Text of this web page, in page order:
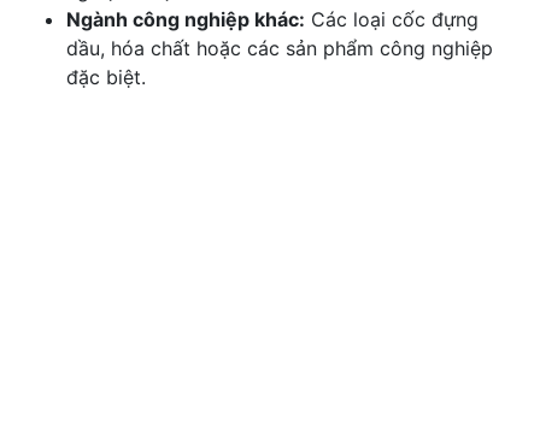
Ngành công nghiệp khác: Các loại cốc đựng
dầu, hóa chất hoặc các sản phẩm công nghiệp
đặc biệt.